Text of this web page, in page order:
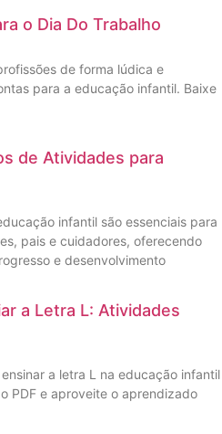
o Dia Do Trabalho
de forma lúdica e
para a educação infantil. Baixe
de Atividades para
infantil são essenciais para
pais e cuidadores, oferecendo
e desenvolvimento
a Letra L: Atividades
a letra L na educação infantil
PDF e aproveite o aprendizado